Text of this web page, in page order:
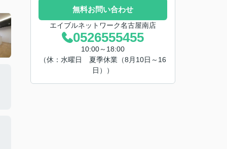
無料お問い合わせ
エイブルネットワーク名古屋南店
0526555455
10:00～18:00
（休：水曜日 夏季休業（8月10日～16
日））